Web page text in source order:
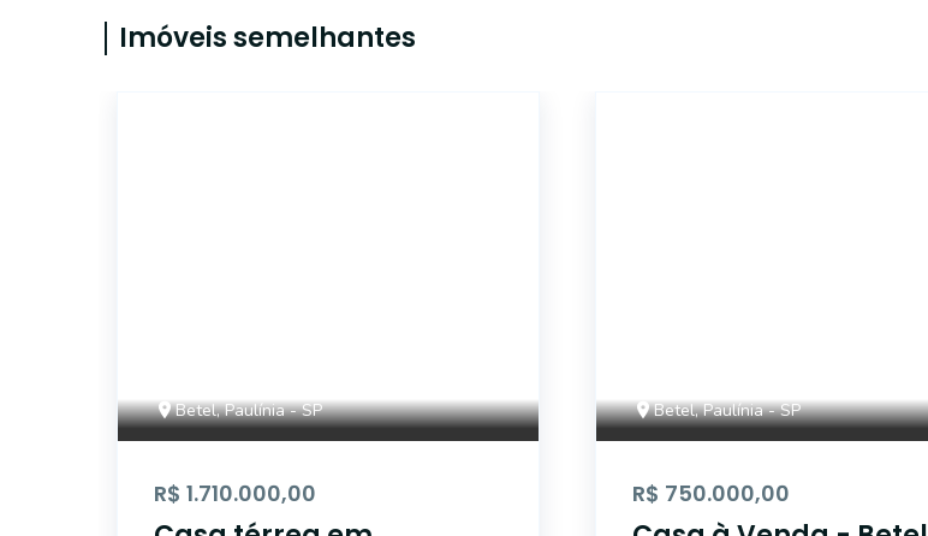
Imóveis semelhantes
Betel, Paulínia - SP
R$ 1.710.000,00
Betel, Paulínia - SP
R$ 750.000,00